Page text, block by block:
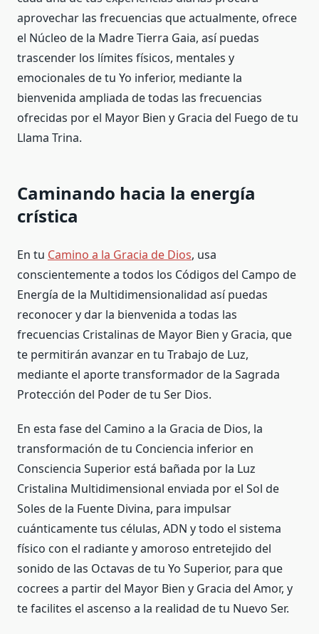
aprovechar las frecuencias que actualmente, ofrece
el Núcleo de la Madre Tierra Gaia, así puedas
trascender los límites físicos, mentales y
emocionales de tu Yo inferior, mediante la
bienvenida ampliada de todas las frecuencias
ofrecidas por el Mayor Bien y Gracia del Fuego de tu
Llama Trina.
Caminando hacia la energía
crística
En tu Camino a la Gracia de Dios, usa
conscientemente a todos los Códigos del Campo de
Energía de la Multidimensionalidad así puedas
reconocer y dar la bienvenida a todas las
frecuencias Cristalinas de Mayor Bien y Gracia, que
te permitirán avanzar en tu Trabajo de Luz,
mediante el aporte transformador de la Sagrada
Protección del Poder de tu Ser Dios.
En esta fase del Camino a la Gracia de Dios, la
transformación de tu Conciencia inferior en
Consciencia Superior está bañada por la Luz
Cristalina Multidimensional enviada por el Sol de
Soles de la Fuente Divina, para impulsar
cuánticamente tus células, ADN y todo el sistema
físico con el radiante y amoroso entretejido del
sonido de las Octavas de tu Yo Superior, para que
cocrees a partir del Mayor Bien y Gracia del Amor, y
te facilites el ascenso a la realidad de tu Nuevo Ser.